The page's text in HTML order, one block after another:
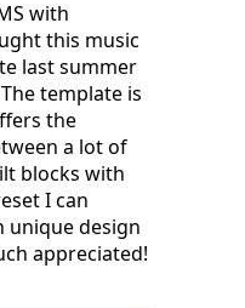
with
this music
last summer
template is
the
a lot of
blocks with
I can
unique design
appreciated!